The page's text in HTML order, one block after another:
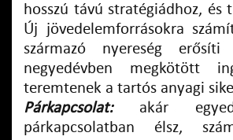
hosszú távú stratégiádhoz,
Új jövedelemforrásokra
származó nyereség
negyedévben megkötött
teremtenek a tartós anyagi
Párkapcsolat:akár
párkapcsolatban élsz,